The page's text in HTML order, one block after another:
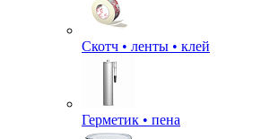
Скотч • ленты • клей
Герметик • пена